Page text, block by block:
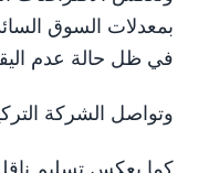
بمعدلات السوق
في ظل حالة عدم
وتواصل الشركة